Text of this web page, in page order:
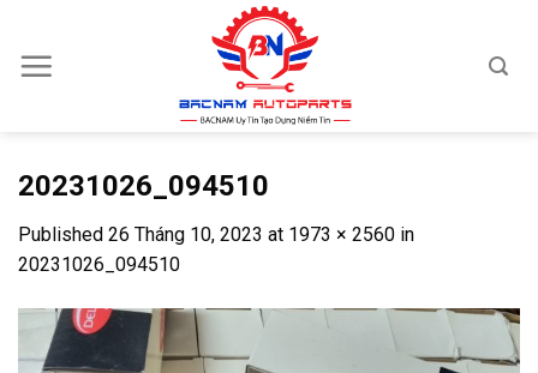
content
20231026_094510
Published 26 Tháng 10, 2023 at 1973 × 2560 in
20231026_094510